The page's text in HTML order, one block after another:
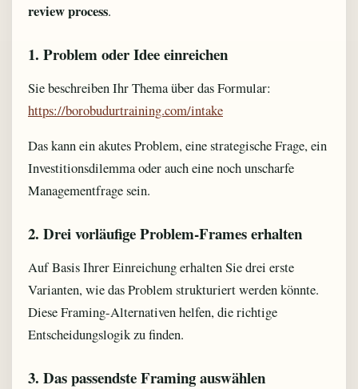
review process.
1. Problem oder Idee einreichen
Sie beschreiben Ihr Thema über das Formular:
https://borobudurtraining.com/intake
Das kann ein akutes Problem, eine strategische Frage, ein
Investitionsdilemma oder auch eine noch unscharfe
Managementfrage sein.
2. Drei vorläufige Problem-Frames erhalten
Auf Basis Ihrer Einreichung erhalten Sie drei erste
Varianten, wie das Problem strukturiert werden könnte.
Diese Framing-Alternativen helfen, die richtige
Entscheidungslogik zu finden.
3. Das passendste Framing auswählen